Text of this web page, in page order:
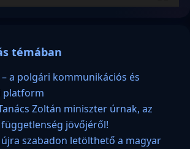
témában
a polgári kommunikációs és
platform
Zoltán miniszter úrnak, az
jövőjéről!
szabadon letölthető a magyar